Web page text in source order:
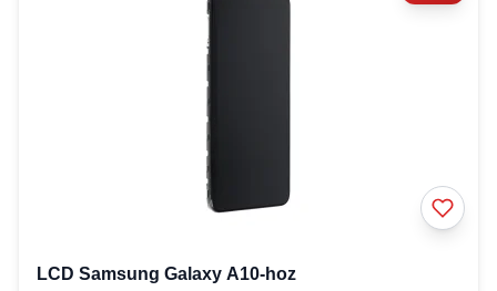
LCD Samsung Galaxy A10-hoz